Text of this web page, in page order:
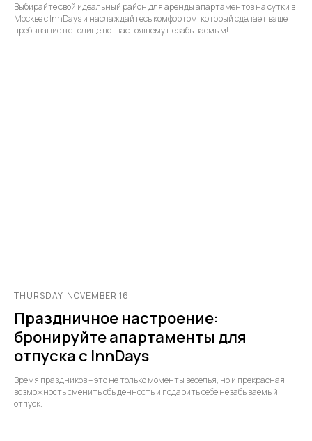
Выбирайте свой идеальный район для аренды апартаментов на сутки в
Москве с InnDays и наслаждайтесь комфортом, который сделает ваше
пребывание в столице по-настоящему незабываемым!
THURSDAY, NOVEMBER 16
Праздничное настроение:
бронируйте апартаменты для
отпуска с InnDays
Время праздников – это не только моменты веселья, но и прекрасная
возможность сменить обыденность и подарить себе незабываемый
отпуск.